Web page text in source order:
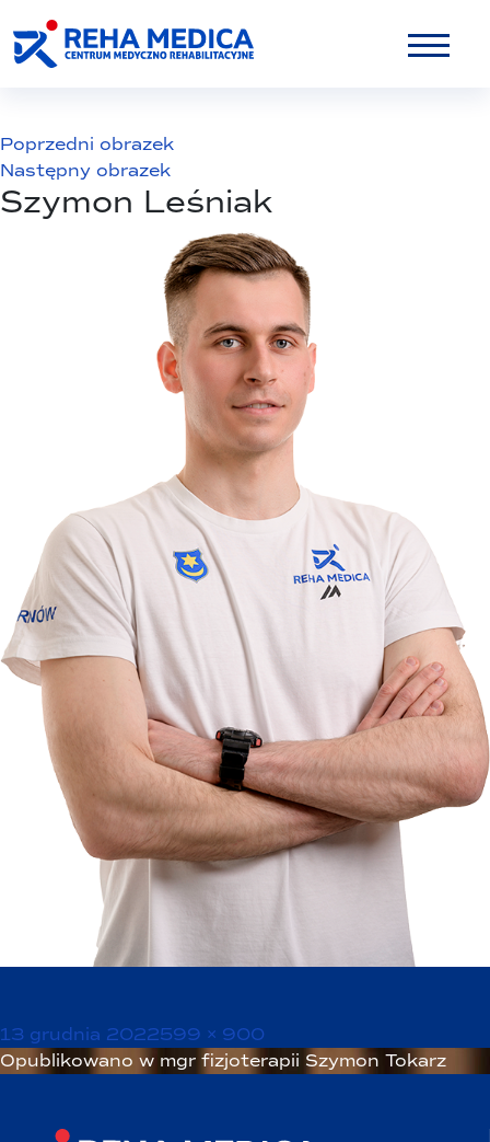
Poprzedni obrazek
Następny obrazek
Szymon Leśniak
Opublikowano
13 grudnia 2022Pełny
rozmiar
599 × 900
Nawigacja
Opublikowano w mgr fizjoterapii Szymon Tokarz